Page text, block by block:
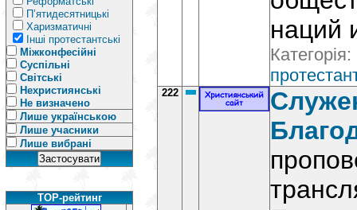
П’ятидесятницькі
Харизматичні
Інші протестантські
Міжконфесійні
Суспільні
Світські
Нехристиянські
Не визначено
Лише українською
Лише учасники
Лише вибрані
TOP-рейтинг
наций
Категорія:
222